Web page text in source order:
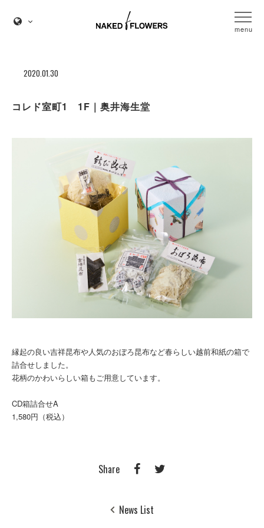
menu
2020.01.30
コレド室町1 1F｜奥井海生堂
縁起の良い吉祥昆布や人気のおぼろ昆布など春らしい越前和紙の箱で
詰合せしました。
花柄のかわいらしい箱もご用意しています。
CD箱詰合せA
1,580円（税込）
Share
News List